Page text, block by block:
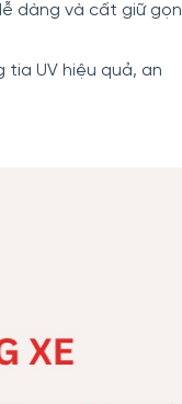
dàng và cất giữ gọn
UV hiệu quả, an